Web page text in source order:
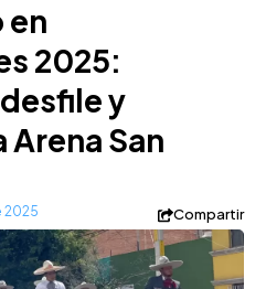
en
2025:
y
San
2025 Compartir